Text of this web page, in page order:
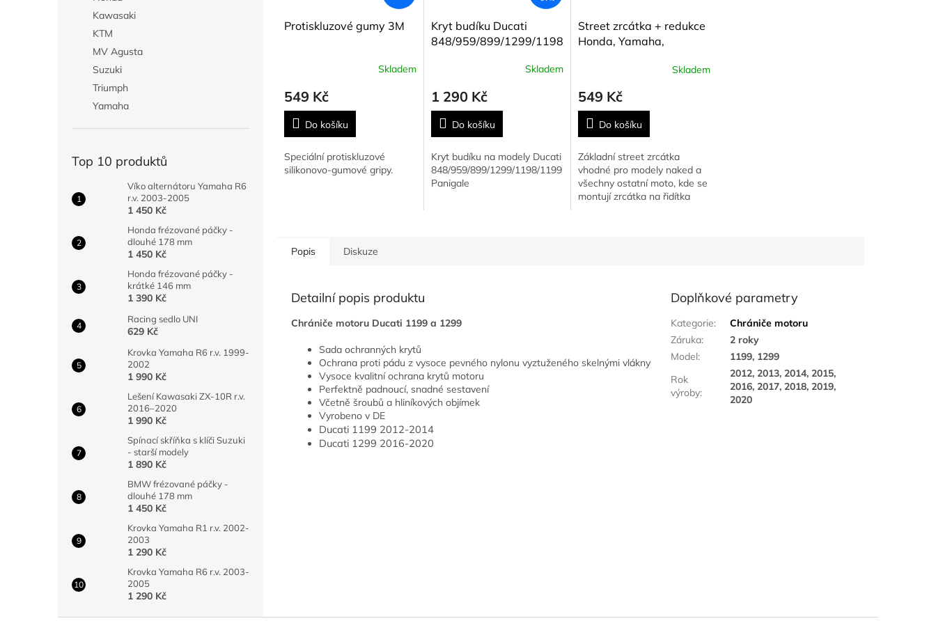
Kawasaki
KTM
MV Agusta
Suzuki
Triumph
Yamaha
Top 10 produktů
Víko alternátoru Yamaha R6
r.v. 2003-2005
1 450 Kč
Honda frézované páčky -
dlouhé 178 mm
1 450 Kč
Honda frézované páčky -
krátké 146 mm
1 390 Kč
Racing sedlo UNI
629 Kč
Krovka Yamaha R6 r.v. 1999-
2002
1 990 Kč
Lešení Kawasaki ZX-10R r.v.
2016–2020
1 990 Kč
Spínací skříňka s klíči Suzuki
- starší modely
1 890 Kč
BMW frézované páčky -
dlouhé 178 mm
1 450 Kč
Krovka Yamaha R1 r.v. 2002-
2003
1 290 Kč
Krovka Yamaha R6 r.v. 2003-
2005
1 290 Kč
Protiskluzové gumy 3M
Skladem
549 Kč
Do košíku
Speciální protiskluzové
silikonovo-gumové gripy.
Kryt budíku Ducati
848/959/899/1299/1198/1199
Skladem
1 290 Kč
Do košíku
Kryt budíku na modely Ducati
848/959/899/1299/1198/1199
Panigale
Street zrcátka + redukce
Honda, Yamaha,
Skladem
549 Kč
Do košíku
Základní street zrcátka
vhodné pro modely naked a
všechny ostatní moto, kde se
montují zrcátka na řidítka
Popis Diskuze
Detailní popis produktu
Chrániče motoru Ducati 1199 a 1299
Sada ochranných krytů
Ochrana proti pádu z vysoce pevného nylonu vyztuženého skelnými vlákny
Vysoce kvalitní ochrana krytů motoru
Perfektně padnoucí, snadné sestavení
Včetně šroubů a hliníkových objímek
Vyrobeno v DE
Ducati 1199 2012-2014
Ducati 1299 2016-2020
Doplňkové parametry
Kategorie:
Chrániče motoru
Záruka:
2 roky
Model:
1199, 1299
Rok
výroby:
2012, 2013, 2014, 2015,
2016, 2017, 2018, 2019,
2020